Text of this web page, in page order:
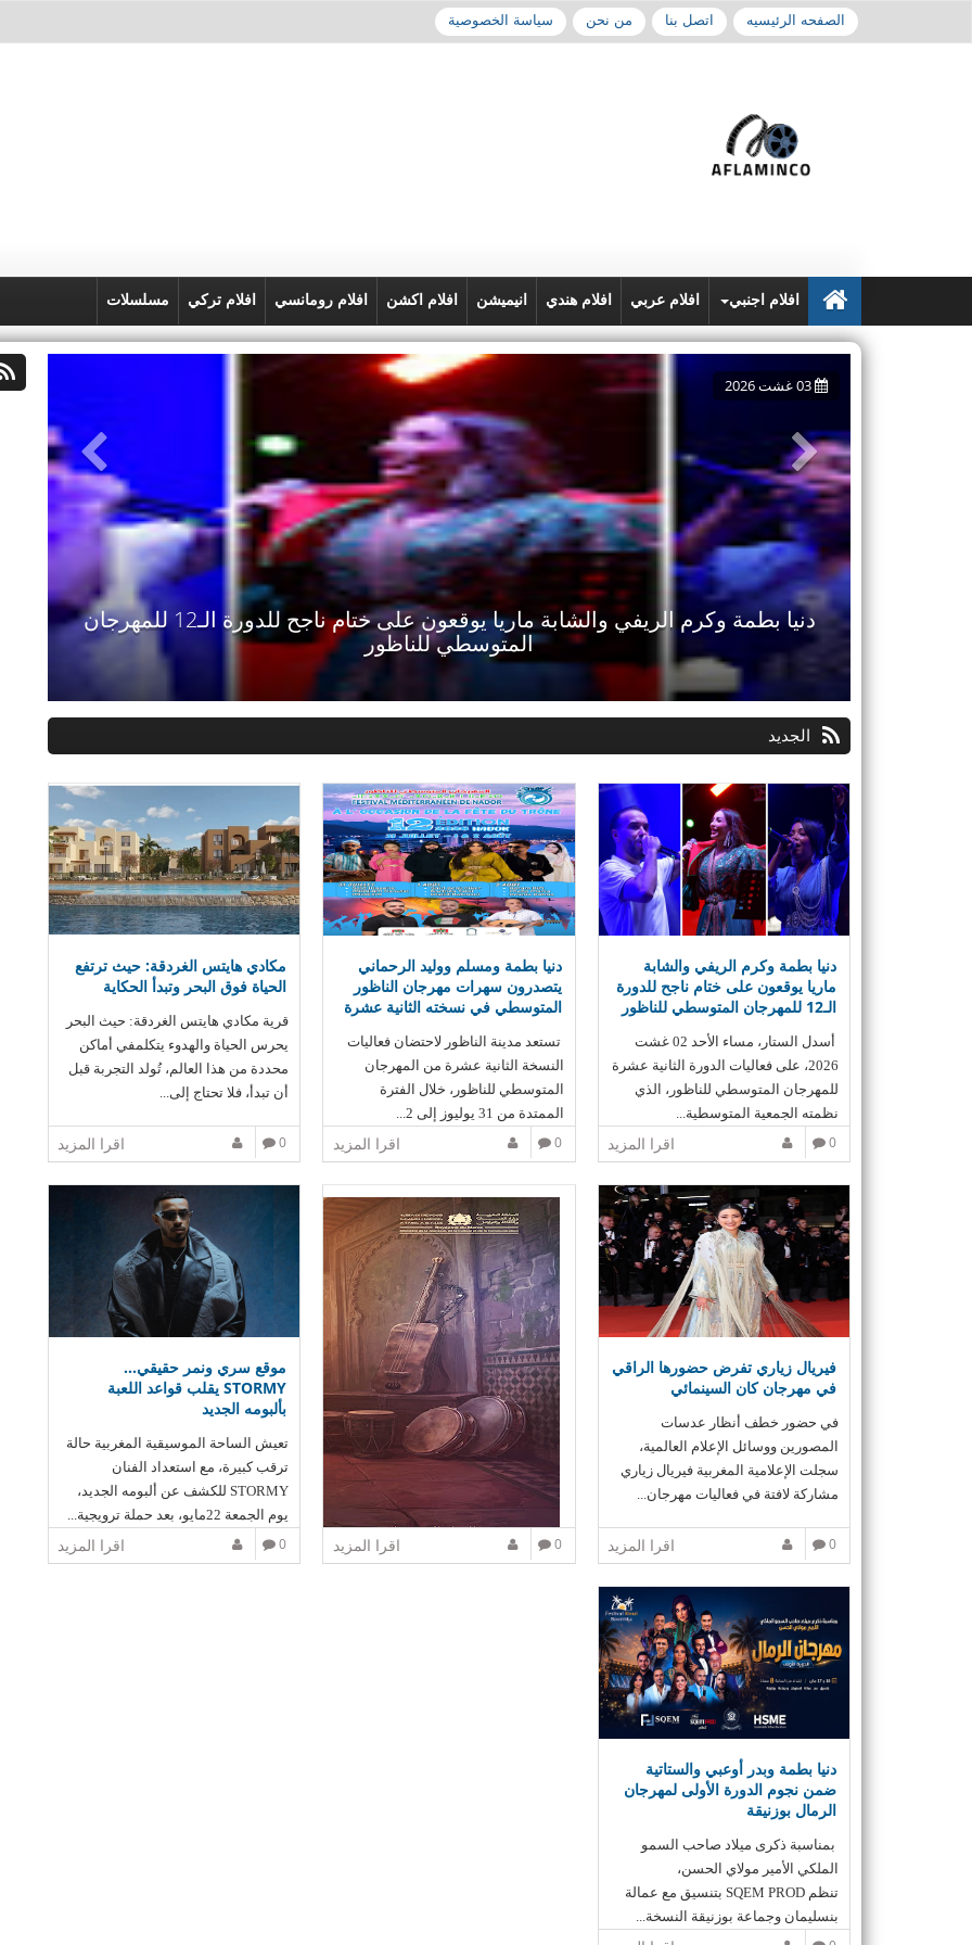
الصفحه الرئيسيه اتصل بنا من نحن سياسة الخصوصية
افلام اجنبي افلام عربي افلام هندي انيميشن افلام اكشن افلام رومانسي افلام تركي مسلسلات
دنيا بطمة ومسلم ووليد الرحماني يتصدرون سهرات مهرجان الناظور المتوسطي في
نسخته الثانية عشرة
27يوليوز 2026
الجديد
دنيا بطمة وكرم الريفي والشابة
ماريا يوقعون على ختام ناجح للدورة
الـ12 للمهرجان المتوسطي للناظور
أسدل الستار، مساء الأحد 02 غشت
2026، على فعاليات الدورة الثانية عشرة
للمهرجان المتوسطي للناظور، الذي
نظمته الجمعية المتوسطية...
اقرا المزيد 0
دنيا بطمة ومسلم ووليد الرحماني
يتصدرون سهرات مهرجان الناظور
المتوسطي في نسخته الثانية عشرة
تستعد مدينة الناظور لاحتضان فعاليات
النسخة الثانية عشرة من المهرجان
المتوسطي للناظور، خلال الفترة
الممتدة من 31 يوليوز إلى 2...
اقرا المزيد 0
مكادي هايتس الغردقة: حيث ترتفع
الحياة فوق البحر وتبدأ الحكاية
قرية مكادي هايتس الغردقة: حيث البحر
يحرس الحياة والهدوء يتكلمفي أماكن
محددة من هذا العالم، تُولد التجربة قبل
أن تبدأ، فلا تحتاج إلى...
اقرا المزيد 0
فيريال زياري تفرض حضورها الراقي
في مهرجان كان السينمائي
في حضور خطف أنظار عدسات
المصورين ووسائل الإعلام العالمية،
سجلت الإعلامية المغربية فيريال زياري
مشاركة لافتة في فعاليات مهرجان...
اقرا المزيد 0 اقرا المزيد 0
موقع سري ونمر حقيقي…
STORMY يقلب قواعد اللعبة
بألبومه الجديد
تعيش الساحة الموسيقية المغربية حالة
ترقب كبيرة، مع استعداد الفنان
STORMY للكشف عن ألبومه الجديد،
يوم الجمعة 22مايو، بعد حملة ترويجية...
اقرا المزيد 0
دنيا بطمة وبدر أوعبي والستاتية
ضمن نجوم الدورة الأولى لمهرجان
الرمال بوزنيقة
بمناسبة ذكرى ميلاد صاحب السمو
الملكي الأمير مولاي الحسن،
تنظم SQEM PROD بتنسيق مع عمالة
بنسليمان وجماعة بوزنيقة النسخة...